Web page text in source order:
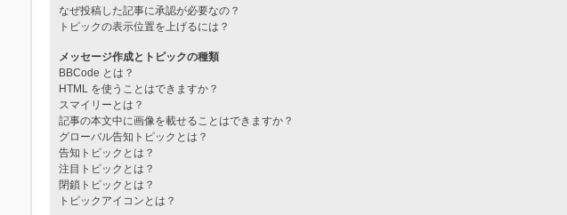
なぜ投稿した記事に承認が必要なの？
トピックの表示位置を上げるには？
メッセージ作成とトピックの種類
BBCode とは？
HTML を使うことはできますか？
スマイリーとは？
記事の本文中に画像を載せることはできますか？
グローバル告知トピックとは？
告知トピックとは？
注目トピックとは？
閉鎖トピックとは？
トピックアイコンとは？